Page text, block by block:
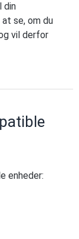
din
se, om du
vil derfor
enheder: